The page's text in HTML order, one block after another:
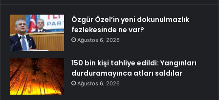
Özgür Özel’in yeni dokunulmazlık
fezlekesinde ne var?
Ağustos 6, 2026
150 bin kişi tahliye edildi: Yangınları
durduramayınca atları saldılar
Ağustos 6, 2026